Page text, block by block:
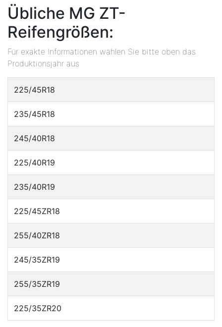
Übliche MG ZT-
Reifengrößen:
Für exakte Informationen wählen Sie bitte oben das
Produktionsjahr aus
225/45R18
235/45R18
245/40R18
225/40R19
235/40R19
225/45ZR18
255/40ZR18
245/35ZR19
255/35ZR19
225/35ZR20